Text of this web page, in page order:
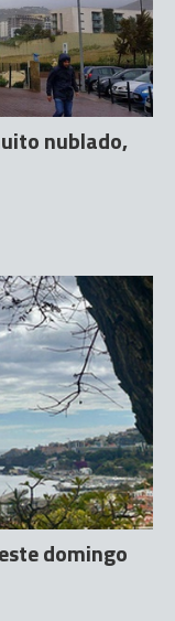
nublado,
domingo